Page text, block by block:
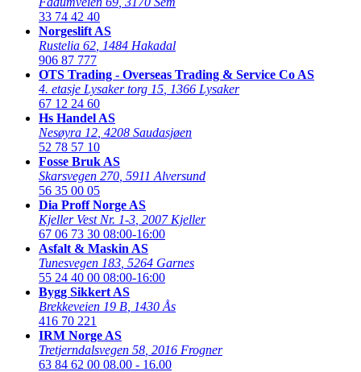
33 74 42 40
Norgeslift AS
Rustelia 62 1484 Hakadal
906 87 777
OTS Trading - Overseas Trading & Service Co AS
4. etasje Lysaker torg 15 1366 Lysaker
67 12 24 60
Hs Handel AS
Nesøyra 12 4208 Saudasjøen
52 78 57 10
Fosse Bruk AS
Skarsvegen 270 5911 Alversund
56 35 00 05
Dia Proff Norge AS
Kjeller Vest Nr. 1-3 2007 Kjeller
67 06 73 30 08:00-16:00
Asfalt & Maskin AS
Tunesvegen 183 5264 Garnes
55 24 40 00 08:00-16:00
Bygg Sikkert AS
Brekkeveien 19 B 1430 Ås
416 70 221
IRM Norge AS
Tretjerndalsvegen 58 2016 Frogner
63 84 62 00 08.00 - 16.00